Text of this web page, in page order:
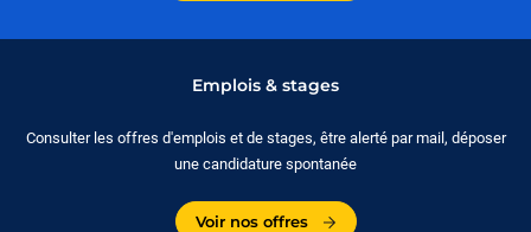
Emplois & stages
Consulter les offres d'emplois et de stages, être alerté par mail, déposer
une candidature spontanée
Voir nos offres